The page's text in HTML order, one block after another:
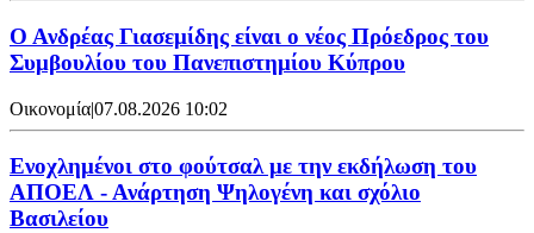
Ο Ανδρέας Γιασεμίδης είναι ο νέος Πρόεδρος του
Συμβουλίου του Πανεπιστημίου Κύπρου
Οικονομία|07.08.2026 10:02
Ενοχλημένοι στο φούτσαλ με την εκδήλωση του
ΑΠΟΕΛ - Ανάρτηση Ψηλογένη και σχόλιο
Βασιλείου